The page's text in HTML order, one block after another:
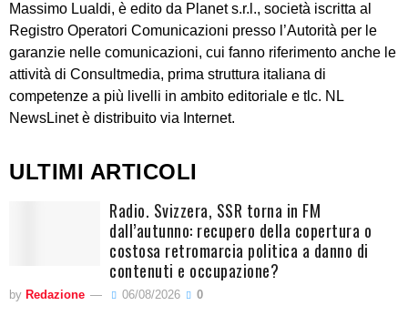
Massimo Lualdi, è edito da Planet s.r.l., società iscritta al
Registro Operatori Comunicazioni presso l’Autorità per le
garanzie nelle comunicazioni, cui fanno riferimento anche le
attività di Consultmedia, prima struttura italiana di
competenze a più livelli in ambito editoriale e tlc. NL
NewsLinet è distribuito via Internet.
ULTIMI ARTICOLI
Radio. Svizzera, SSR torna in FM
dall’autunno: recupero della copertura o
costosa retromarcia politica a danno di
contenuti e occupazione?
by Redazione 06/08/2026 0